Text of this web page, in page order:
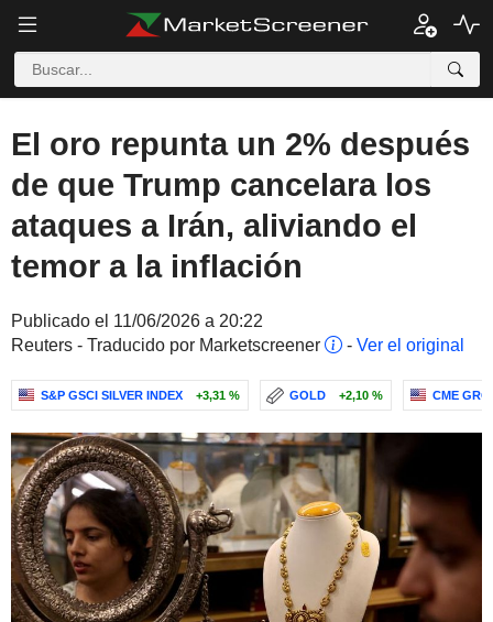
El oro repunta un 2% después
de que Trump cancelara los
ataques a Irán, aliviando el
temor a la inflación
Publicado el 11/06/2026 a 20:22
Reuters - Traducido por Marketscreener
- Ver el original
S&P GSCI SILVER INDEX +3,31 % GOLD +2,10 % CME